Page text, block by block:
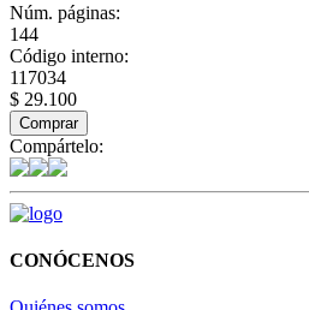
Núm. páginas:
144
Código interno:
117034
$ 29.100
Comprar
Compártelo:
CONÓCENOS